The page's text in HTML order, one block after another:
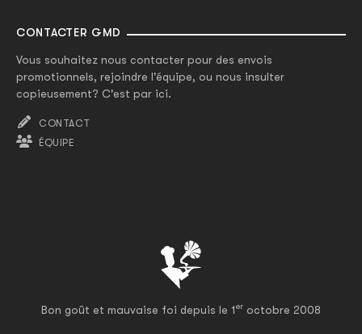
Bon goût et mauvaise foi depuis le 1er octobre 2008
CONTACTER GMD
Vous souhaitez nous contacter pour des envois
promotionnels, rejoindre l'équipe, ou nous insulter
copieusement? C'est par ici.
CONTACT
ÉQUIPE